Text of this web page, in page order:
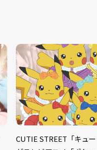
CUTIE STREET「キュー
ARTIST40